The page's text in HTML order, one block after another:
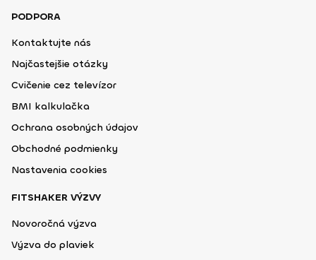
PODPORA
Kontaktujte nás
Najčastejšie otázky
Cvičenie cez televízor
BMI kalkulačka
Ochrana osobných údajov
Obchodné podmienky
Nastavenia cookies
FITSHAKER VÝZVY
Novoročná výzva
Výzva do plaviek